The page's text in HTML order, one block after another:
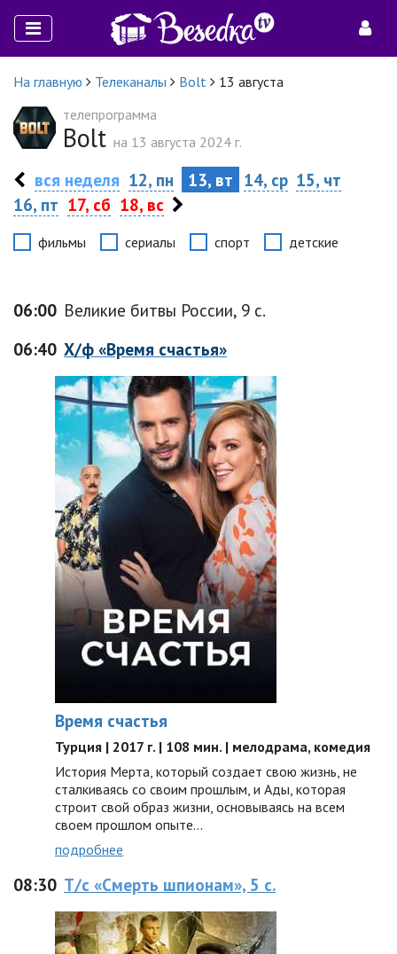
На главную Телеканалы Bolt
13 августа
телепрограмма
Bolt на 13 августа 2024 г.
вся неделя 12, пн 13, вт 14, ср 15, чт
16, пт 17, сб 18, вс
фильмы сериалы спорт детские
06:00 Великие битвы России, 9 с.
06:40 Х/ф «Время счастья»
Время счастья
Турция | 2017 г. | 108 мин. | мелодрама, комедия
История Мерта, который создает свою жизнь, не
сталкиваясь со своим прошлым, и Ады, которая
строит свой образ жизни, основываясь на всем
своем прошлом опыте…
подробнее
08:30 Т/с «Смерть шпионам», 5 с.